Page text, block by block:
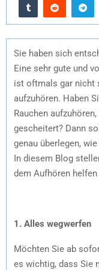
Sie haben sich
Eine sehr gute und
ist oftmals gar nicht
aufzuhören. Haben
Rauchen
gescheitert? Dann
genau überlegen,
In diesem Blog
dem Aufhören
1. Alles wegwerfen
Möchten Sie ab
es wichtig, dass Sie